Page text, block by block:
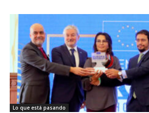
Lo que está pasando